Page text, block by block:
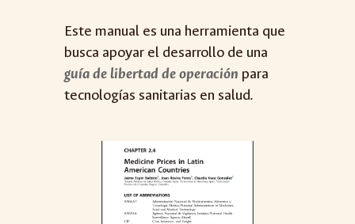
Este manual es una herramienta que
busca apoyar el desarrollo de una
guía de libertad de operación para
tecnologías sanitarias en salud.